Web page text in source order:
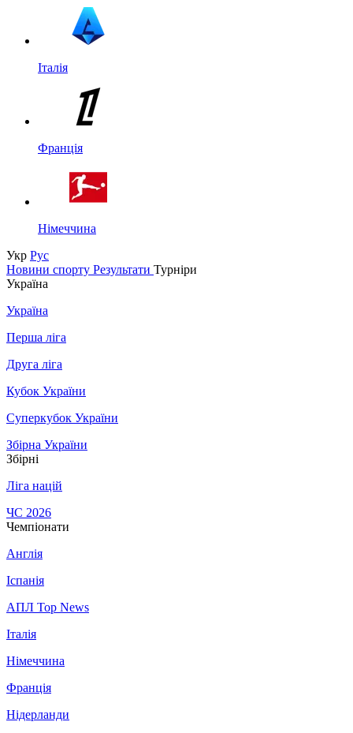
Італія
Франція
Німеччина
Укр Рус
Новини спорту Результати Турніри
Україна
Україна
Перша ліга
Друга ліга
Кубок України
Суперкубок України
Збірна України
Збірні
Ліга націй
ЧС 2026
Чемпіонати
Англія
Іспанія
АПЛ Top News
Італія
Німеччина
Франція
Нідерланди